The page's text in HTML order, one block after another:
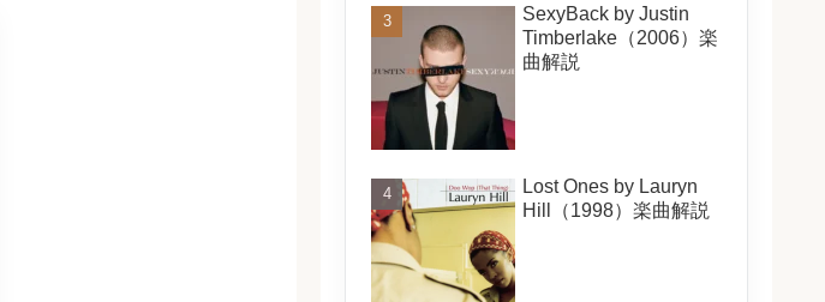
SexyBack by Justin
Timberlake（2006）楽
曲解説
Lost Ones by Lauryn
Hill（1998）楽曲解説